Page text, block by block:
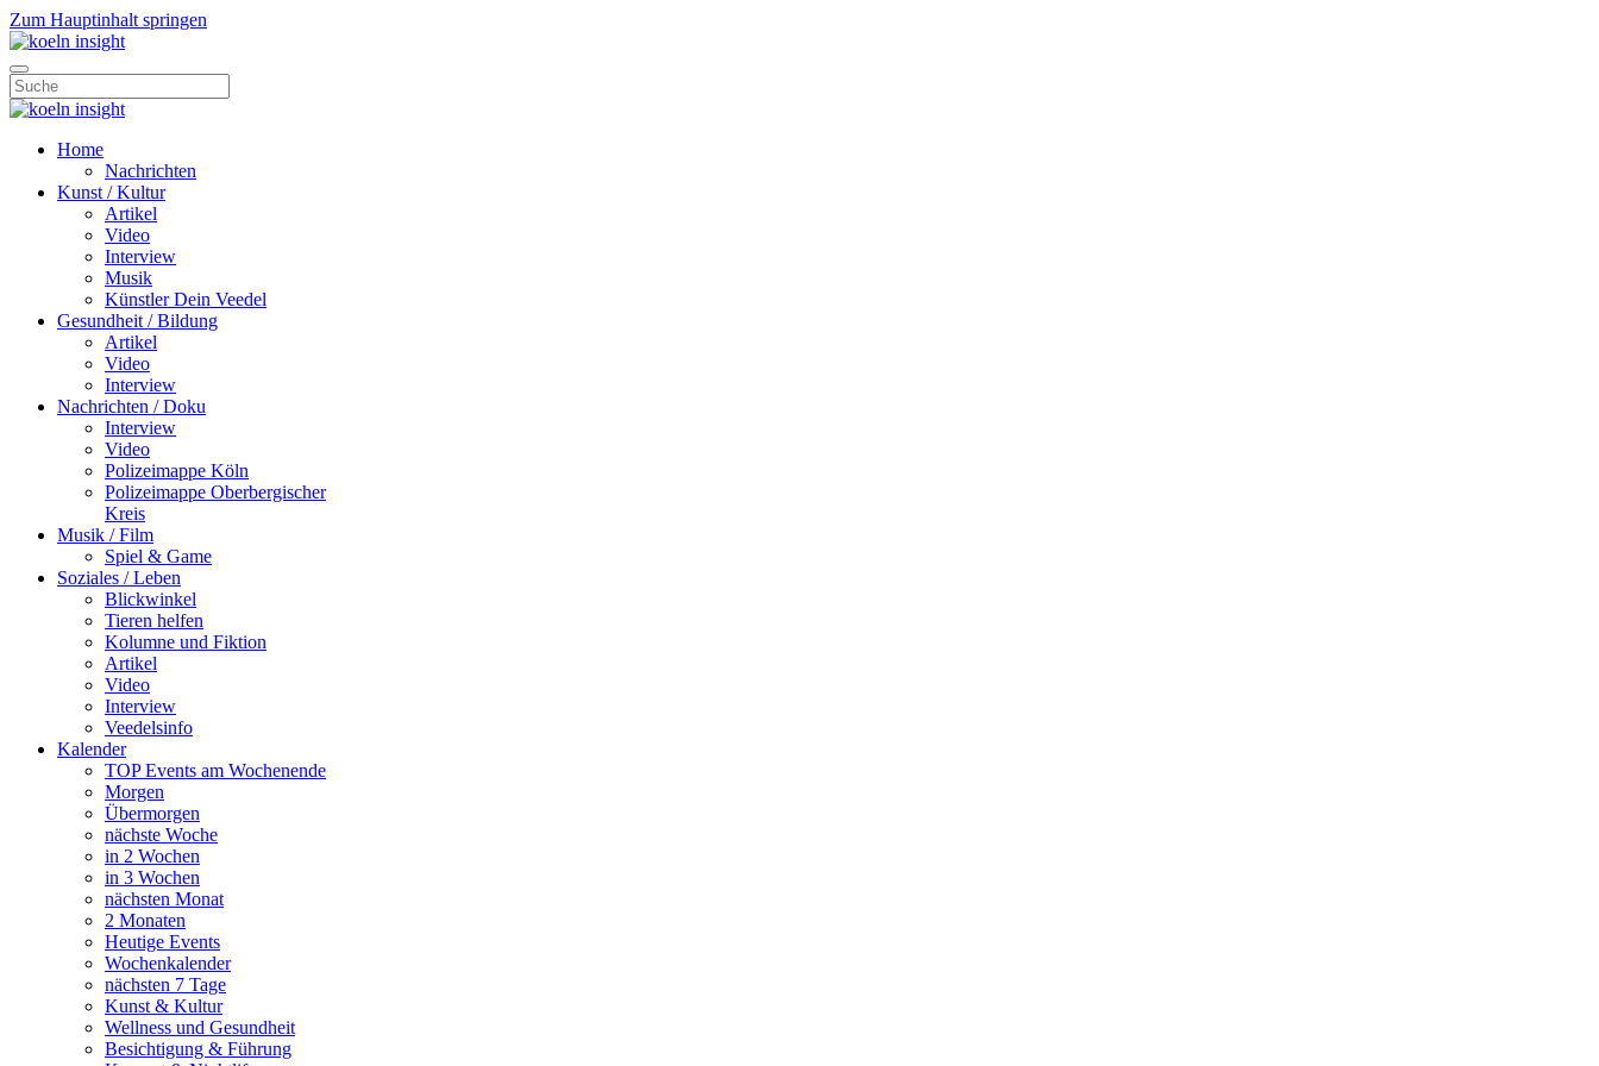
Zum Hauptinhalt springen
Home
Nachrichten
Kunst / Kultur
Artikel
Video
Interview
Musik
Künstler Dein Veedel
Gesundheit / Bildung
Artikel
Video
Interview
Nachrichten / Doku
Interview
Video
Polizeimappe Köln
Polizeimappe Oberbergischer
Kreis
Musik / Film
Spiel & Game
Soziales / Leben
Blickwinkel
Tieren helfen
Kolumne und Fiktion
Artikel
Video
Interview
Veedelsinfo
Kalender
TOP Events am Wochenende
Morgen
Übermorgen
nächste Woche
in 2 Wochen
in 3 Wochen
nächsten Monat
2 Monaten
Heutige Events
Wochenkalender
nächsten 7 Tage
Kunst & Kultur
Wellness und Gesundheit
Besichtigung & Führung